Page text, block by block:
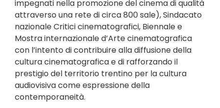
impegnati nella promozione del cinema di qualità
attraverso una rete di circa 800 sale), Sindacato
nazionale Critici cinematografici, Biennale e
Mostra internazionale d’Arte cinematografica
con l’intento di contribuire alla diffusione della
cultura cinematografica e di rafforzando il
prestigio del territorio trentino per la cultura
audiovisiva come espressione della
contemporaneità.